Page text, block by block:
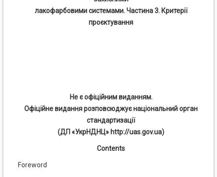
лакофарбовими системами. Частина 3. Критерії
проєктування
Не є офіційним виданням.
Офіційне видання розповсюджує національний орган
стандартизації
(ДП «УкрНДНЦ» http://uas.gov.ua)
Contents
Foreword